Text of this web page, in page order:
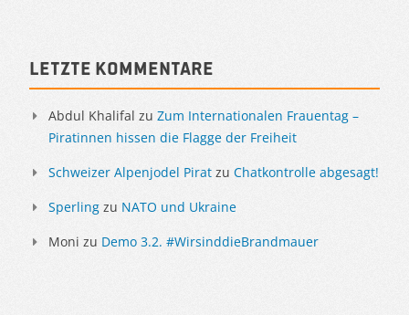
Letzte Kommentare
Abdul Khalifal zu Zum Internationalen Frauentag –
Piratinnen hissen die Flagge der Freiheit
Schweizer Alpenjodel Pirat zu Chatkontrolle abgesagt!
Sperling zu NATO und Ukraine
Moni zu Demo 3.2. #WirsinddieBrandmauer